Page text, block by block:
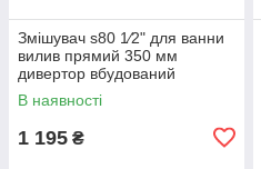
Змішувач s80 1⁄2" для ванни
вилив прямий 350 мм
дивертор вбудований
кульовий AQUATICA
(9780230)
В наявності
1 195 ₴